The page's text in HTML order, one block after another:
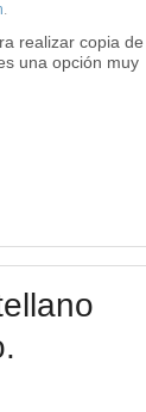
.
realizar copia de
una opción muy